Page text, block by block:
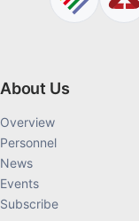
About Us
Overview
Personnel
News
Events
Subscribe